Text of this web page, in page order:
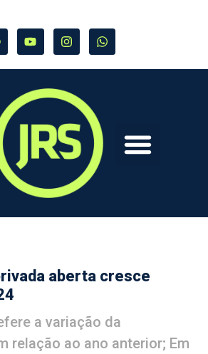
aberta cresce
a variação da
relação ao ano anterior; Em